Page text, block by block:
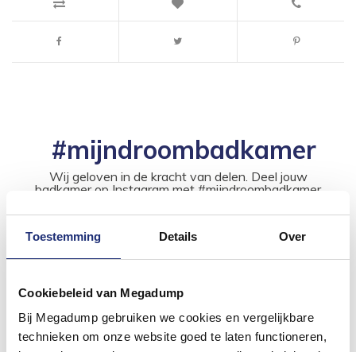
Toestemming Details Over
Cookiebeleid van Megadump
Bij Megadump gebruiken we cookies en vergelijkbare
technieken om onze website goed te laten functioneren,
#mijndroombadkamer
Wij geloven in de kracht van delen. Deel jouw
badkamer op Instagram met #mijndroombadkamer
inspirerende omgeving vol met unieke